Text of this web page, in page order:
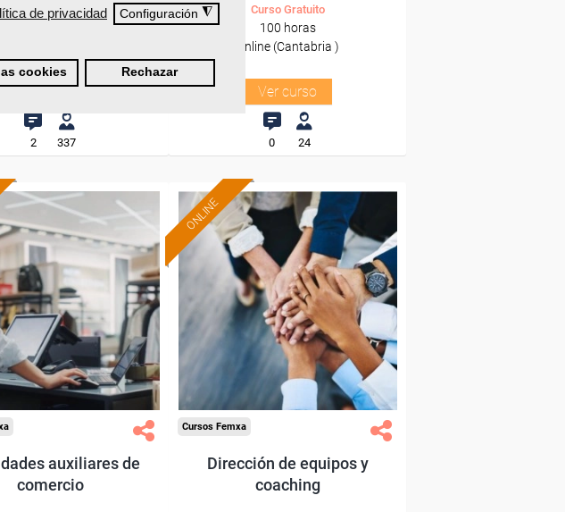
de privacidad Configuración ◮
cookies Rechazar
Curso Gratuito
Ver curso
2 337
Curso Gratuito
100 horas
Online (Cantabria )
Ver curso
0 24
Formación 100%
subvencionada.
desempleados,
y autónomos
de Cantabria.
los sectores.
auxiliares de
comercio
ONLINE
Formación 100%
subvencionada.
Para desempleados,
trabajadores y autónomos
de Madrid.
Para todos los sectores.
Cursos Femxa
Dirección de equipos y
coaching